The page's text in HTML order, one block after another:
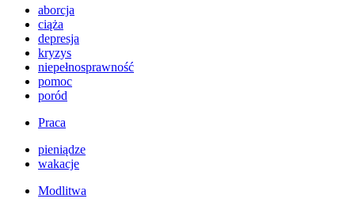
aborcja
ciąża
depresja
kryzys
niepełnosprawność
pomoc
poród
Praca
pieniądze
wakacje
Modlitwa